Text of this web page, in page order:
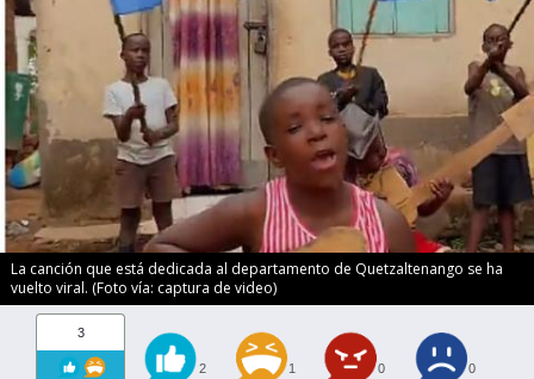
La canción que está dedicada al departamento de Quetzaltenango se ha
vuelto viral. (Foto vía: captura de video)
3
2 1 0 0